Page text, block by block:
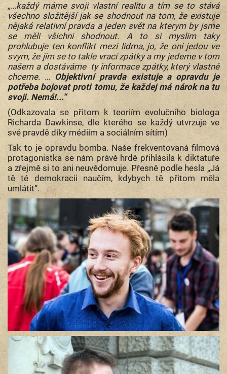
„…každý máme svoji vlastní realitu a tím se to stává
všechno složitější jak se shodnout na tom, že existuje
nějaká relativní pravda a jeden svět na kterym by jsme
se měli všichni shodnout. A to si myslim taky
prohlubuje ten konflikt mezi lidma, jo, že oni jedou ve
svym, že jim se to takle vrací zpátky a my jedeme v tom
našem a dostáváme ty informace zpátky, který vlastně
chceme. … Objektivní pravda existuje a opravdu je
potřeba bojovat proti tomu, že každej má nárok na tu
svoji. Nemá!...“
(Odkazovala se přitom k teoriím evolučního biologa
Richarda Dawkinse, dle kterého se každý utvrzuje ve
své pravdě díky médiím a sociálním sítím)
Tak to je opravdu bomba. Naše frekventovaná filmová
protagonistka se nám právě hrdě přihlásila k diktatuře
a zřejmě si to ani neuvědomuje. Přesně podle hesla „Já
tě té demokracii naučím, kdybych tě přitom měla
umlátit“.